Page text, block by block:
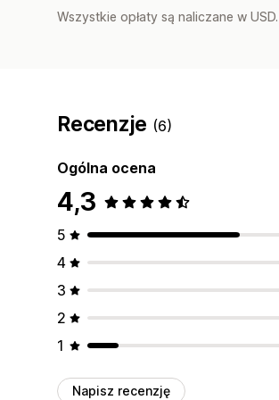
Wszystkie opłaty są naliczane w
Recenzje (6)
Ogólna ocena
4,3
5
4
3
2
1
Napisz recenzję